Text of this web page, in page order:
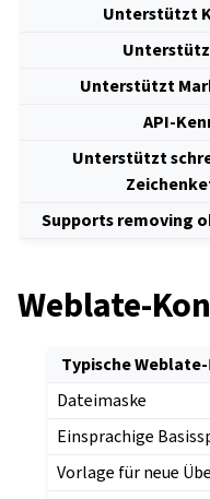
Unterstützt
Unterstützt
API-
Unterstützt
Supports removing
Weblate-
Typische Weblate-
Dateimaske
Einsprachige
Vorlage für neue